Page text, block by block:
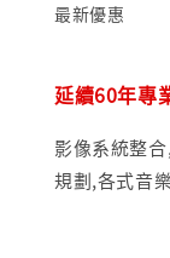
最新優惠
延續60年專
影像系統整
規劃,各式音